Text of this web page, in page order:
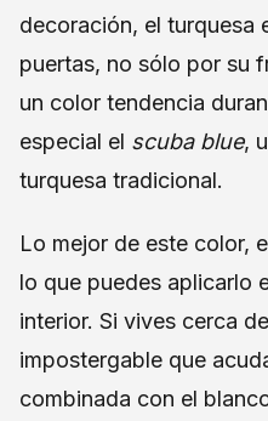
decoración, el turquesa
puertas, no sólo por su
un color tendencia
especial el scuba blue,
turquesa tradicional.
Lo mejor de este color,
lo que puedes aplicarlo
interior. Si vives cerca
impostergable que
combinada con el